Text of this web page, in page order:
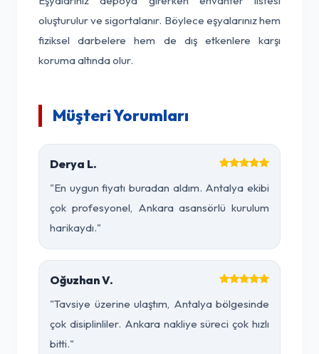
oluşturulur ve sigortalanır. Böylece eşyalarınız hem
fiziksel darbelere hem de dış etkenlere karşı
koruma altında olur.
Müşteri Yorumları
Derya L.
"En uygun fiyatı buradan aldım. Antalya ekibi
çok profesyonel, Ankara asansörlü kurulum
harikaydı."
Oğuzhan V.
"Tavsiye üzerine ulaştım, Antalya bölgesinde
çok disiplinliler. Ankara nakliye süreci çok hızlı
bitti."